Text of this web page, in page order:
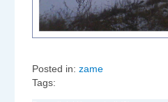
Posted in: zame
Tags: